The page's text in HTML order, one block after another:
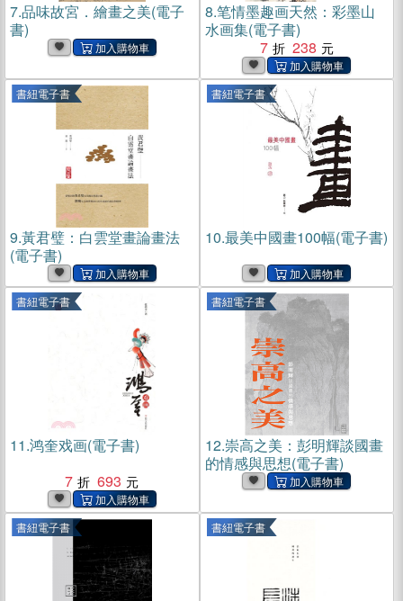
7.品味故宮．繪畫之美(電子
書)
8.笔情墨趣画天然：彩墨山
水画集(電子書)
7
238
書紐電子書
9.黃君璧：白雲堂畫論畫法
(電子書)
書紐電子書
10.最美中國畫100幅(電子書)
書紐電子書
11.鸿奎戏画(電子書)
7
693
書紐電子書
12.崇高之美：彭明輝談國畫
的情感與思想(電子書)
書紐電子書 書紐電子書